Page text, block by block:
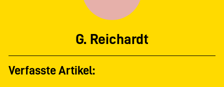
G. Reichardt
Verfasste Artikel: